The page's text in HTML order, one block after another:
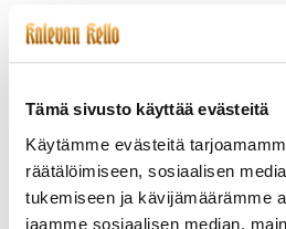
Tämä sivusto käyttää evästeitä
Käytämme evästeitä
räätälöimiseen, sosiaalisen
tukemiseen ja kävijämäärämme
jaamme sosiaalisen median,